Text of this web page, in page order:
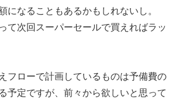
になることもあるかもしれないし。
て次回スーパーセールで買えればラッ
フローで計画しているものは予備費の
予定ですが、前々から欲しいと思って